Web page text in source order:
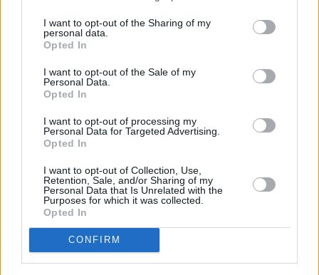
I want to opt-out of the Sharing of my
personal data.
Opted In
I want to opt-out of the Sale of my
Personal Data.
Opted In
I want to opt-out of processing my
Personal Data for Targeted Advertising.
Opted In
I want to opt-out of Collection, Use,
Retention, Sale, and/or Sharing of my
Personal Data that Is Unrelated with the
Purposes for which it was collected.
Opted In
CONFIRM
Brekk opp Freia Dronningsjokolade i mindre biter og ha disse
i den fortsatt varme kremen.